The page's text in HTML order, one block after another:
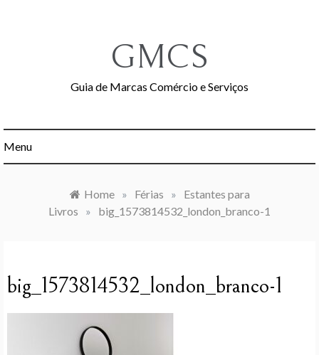
GMCS
Guia de Marcas Comércio e Serviços
Menu
Home » Férias »
Estantes para
Livros
» big_1573814532_london_branco-1
big_1573814532_london_branco-1